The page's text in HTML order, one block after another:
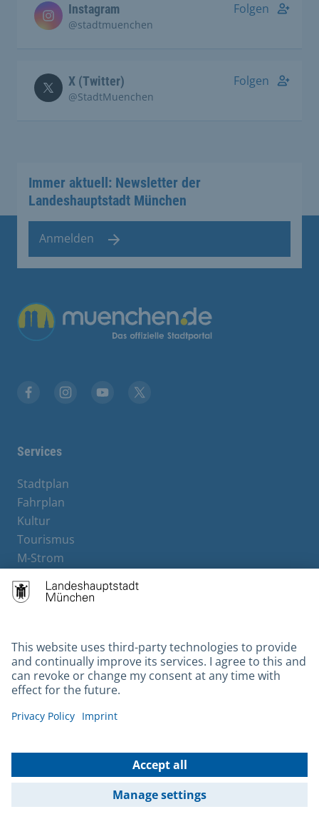
Instagram
@stadtmuenchen
Folgen
X (Twitter)
@StadtMuenchen
Folgen
Immer aktuell: Newsletter der
Landeshauptstadt München
Anmelden
Übergreifende Links
Services
Stadtplan
Fahrplan
Kultur
Tourismus
M-Strom
Hotels
Contact
Barrierefreiheit
Leichte Sprache
Gebärdensprache
Kontakt